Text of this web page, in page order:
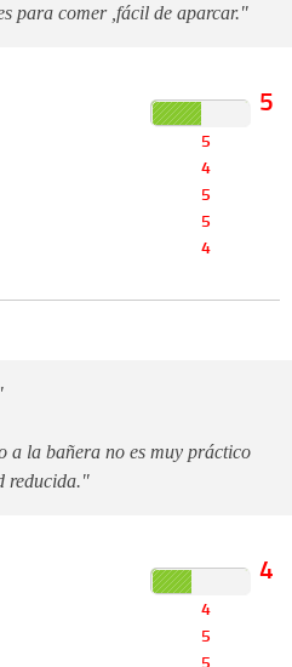
para comer ,fácil de aparcar."
5
5
4
5
5
4
a la bañera no es muy práctico
reducida."
4
4
5
5